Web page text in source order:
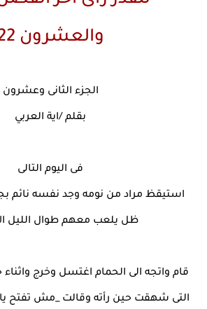
والعشرون 22
الجزء الثانى وعشرون
بقلم /اية العربي
فى اليوم التالى
استيقظ مراد من نومه وجد نفسه نائم
ظل يلعب معهم طوال الليل
قام واتجه الى الحمام اغتسل وخرج
التى شهقت حين رأته وقالت _مش تفتح